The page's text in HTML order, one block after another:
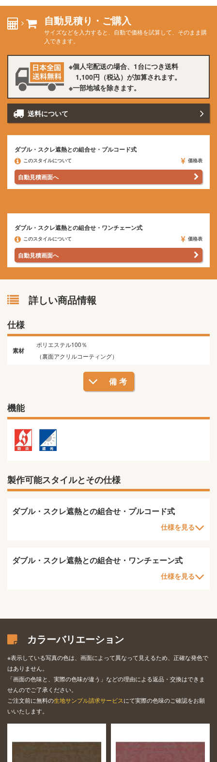
自動見積り・ご購入
サイズなどを入力すると、自動で価格を試算して、そのまま購
入できます。
個人宅配送の場合、1台につき送料
1,100円 （税込）が加算されます。
一部地域を除きます。
送料について
ダブル・スクレ遮熱との組合せ・プルコード式
価格表
このスタイルについて
自動見積画面へ
ダブル・スクレ遮熱との組合せ・ワンチェーン式
価格表
このスタイルについて
自動見積画面へ
詳しい商品情報
仕様
素材
ポリエステル100％
（裏面アクリルコーティング）
備考
機能
製作可能スタイルとその仕様
ダブル・スクレ遮熱との組合せ・プルコード式
仕様を見る
ダブル・スクレ遮熱との組合せ・ワンチェーン式
仕様を見る
カラーバリエーション
※表示している写真の色は、画面によって異なって見えるため、正確な発色で
はありません。
「画面の色味と、実際の色味が違う」などの理由による返品・交換はできま
せんのでご了承ください。
ご注文前に無料の生地サンプル請求サービスにて実際の色味のご確認をお願
いいたします。